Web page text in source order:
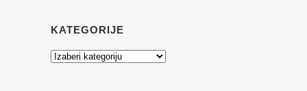
KATEGORIJE
Kategorije